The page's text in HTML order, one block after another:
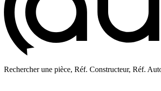
Rechercher une pièce, Réf. Constructeur, Réf.